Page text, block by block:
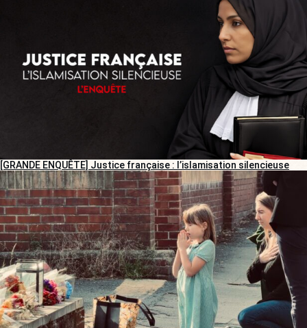
[GRANDE ENQUÊTE] Justice française : l’islamisation silencieuse